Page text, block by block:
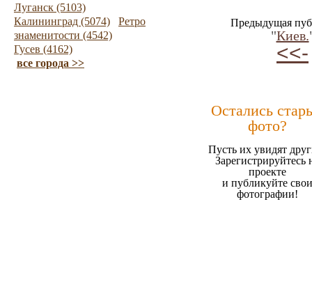
Луганск (5103)
Калининград (5074)
Ретро
знаменитости (4542)
Гусев (4162)
все города >>
Предыдущая
"Киев.
<<-
Остались
фото?
Пусть их увидят
Зарегистрируйтесь
проекте
и публикуйте свои
фотографии!